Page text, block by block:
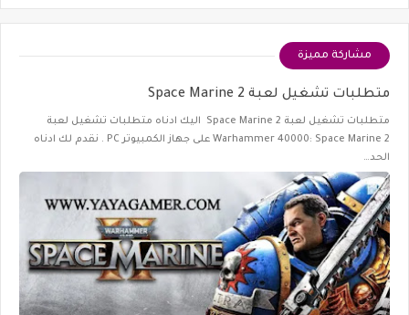
مشاركة مميزة
متطلبات تشغيل لعبة Space Marine 2
متطلبات تشغيل لعبة Space Marine 2 اليك ادناه متطلبات تشغيل لعبة
Warhammer 40000: Space Marine 2 على جهاز الكمبيوتر PC . نقدم لك ادناه
الحد…